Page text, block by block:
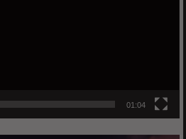
01:04